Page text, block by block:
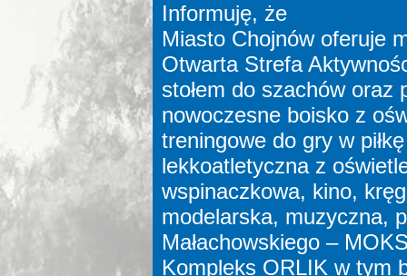
Informuję, że
Miasto Chojnów oferuje
Otwarta Strefa
stołem do szachów
nowoczesne boisko z
treningowe do gry w
lekkoatletyczna z
wspinaczkowa, kino,
modelarska, muzyczna,
Małachowskiego –
Kompleks ORLIK w tym